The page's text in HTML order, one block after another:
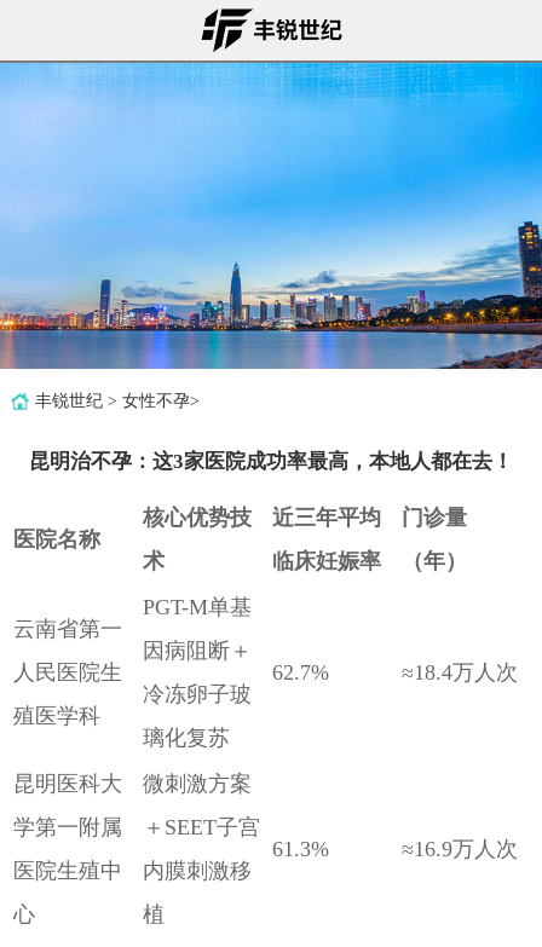
丰锐世纪> 女性不孕>
昆明治不孕：这3家医院成功率最高，本地人都在去！
医院名称
核心优势技
术
近三年平均
临床妊娠率
门诊量
（年）
云南省第一
人民医院生
殖医学科
PGT-M单基
因病阻断＋
冷冻卵子玻
璃化复苏
62.7% ≈18.4万人次
昆明医科大
学第一附属
医院生殖中
心
微刺激方案
＋SEET子宫
内膜刺激移
植
61.3% ≈16.9万人次